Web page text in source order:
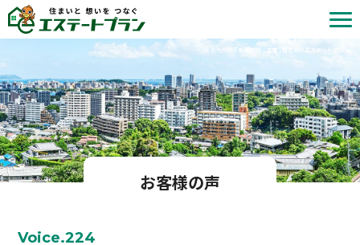
北九州の不動産売却・査定 | 株式会社エステートプラン
お客様の声
Voice.224